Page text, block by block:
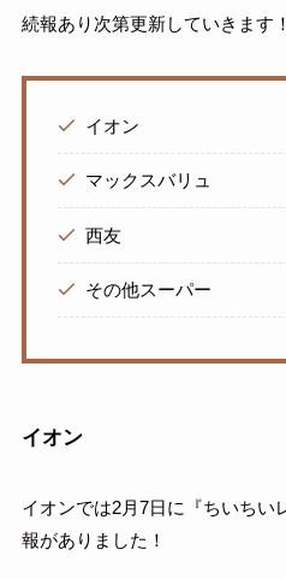
続報あり次第更新していきます！
イオン
マックスバリュ
西友
その他スーパー
イオン
イオンでは2月7日に『ちいちい
報がありました！